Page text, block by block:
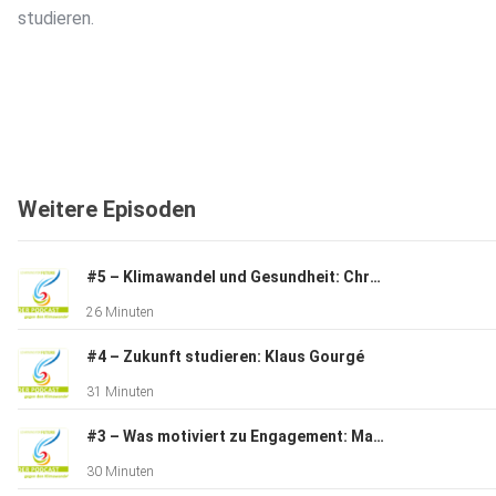
studieren.
Weitere Episoden
#5 – Klimawandel und Gesundheit: Christina Frank
26 Minuten
#4 – Zukunft studieren: Klaus Gourgé
31 Minuten
#3 – Was motiviert zu Engagement: Marie Heitfeld
30 Minuten